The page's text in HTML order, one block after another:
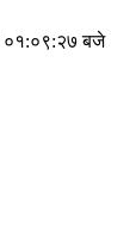
०१:०९:२८ बजे